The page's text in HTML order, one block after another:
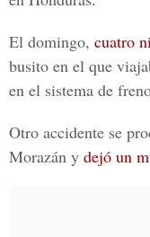
El domingo, cuatro
busito en el que
en el sistema de
Otro accidente se
Morazán y dejó un